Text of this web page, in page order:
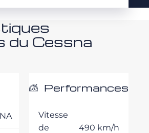
du Cessna
Performances
Vitesse
de
490 km/h